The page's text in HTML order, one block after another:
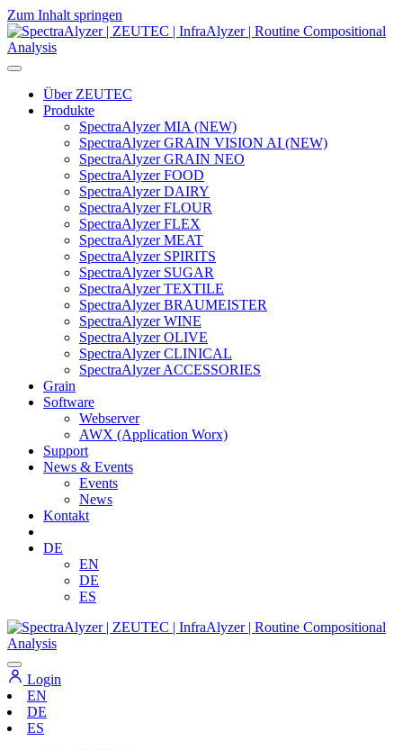
Zum Inhalt springen
Hauptnavigation
Über ZEUTEC
Produkte
SpectraAlyzer MIA (NEW)
SpectraAlyzer GRAIN VISION AI (NEW)
SpectraAlyzer GRAIN NEO
SpectraAlyzer FOOD
SpectraAlyzer DAIRY
SpectraAlyzer FLOUR
SpectraAlyzer FLEX
SpectraAlyzer MEAT
SpectraAlyzer SPIRITS
SpectraAlyzer SUGAR
SpectraAlyzer TEXTILE
SpectraAlyzer BRAUMEISTER
SpectraAlyzer WINE
SpectraAlyzer OLIVE
SpectraAlyzer CLINICAL
SpectraAlyzer ACCESSORIES
Grain
Software
Webserver
AWX (Application Worx)
Support
News & Events
Events
News
Kontakt
DE
EN
DE
ES
Login
EN
DE
ES